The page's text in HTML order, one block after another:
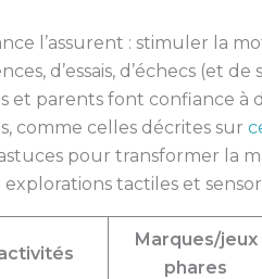
l’assurent : stimuler la
d’essais, d’échecs (et de
et parents font confiance à
comme celles décrites sur
pour transformer la
tactiles et
Marques/jeux
phares